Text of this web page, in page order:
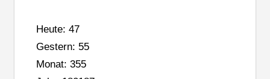
Heute: 47
Gestern: 55
Monat: 355